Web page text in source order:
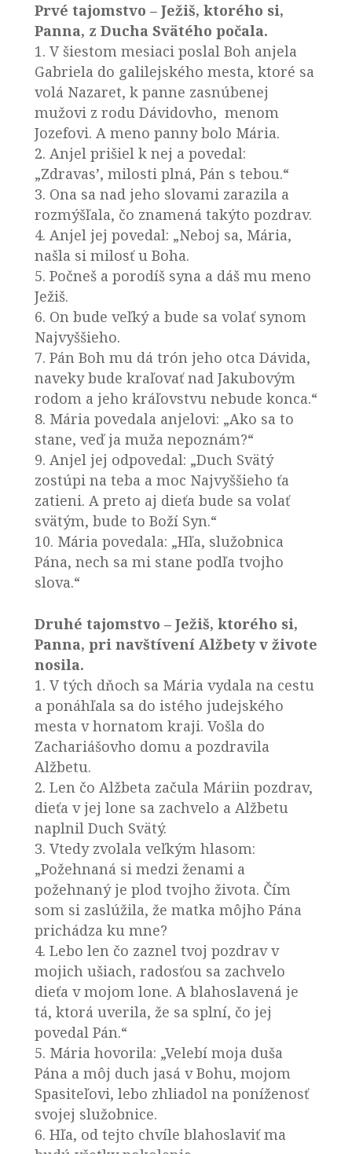
Prvé tajomstvo – Ježiš, ktorého si,
Panna, z Ducha Svätého počala.
1. V šiestom mesiaci poslal Boh anjela
Gabriela do galilejského mesta, ktoré sa
volá Nazaret, k panne zasnúbenej
mužovi z rodu Dávidovho, menom
Jozefovi. A meno panny bolo Mária.
2. Anjel prišiel k nej a povedal:
„Zdravas’, milosti plná, Pán s tebou.“
3. Ona sa nad jeho slovami zarazila a
rozmýšľala, čo znamená takýto pozdrav.
4. Anjel jej povedal: „Neboj sa, Mária,
našla si milosť u Boha.
5. Počneš a porodíš syna a dáš mu meno
Ježiš.
6. On bude veľký a bude sa volať synom
Najvyššieho.
7. Pán Boh mu dá trón jeho otca Dávida,
naveky bude kraľovať nad Jakubovým
rodom a jeho kráľovstvu nebude konca.“
8. Mária povedala anjelovi: „Ako sa to
stane, veď ja muža nepoznám?“
9. Anjel jej odpovedal: „Duch Svätý
zostúpi na teba a moc Najvyššieho ťa
zatieni. A preto aj dieťa bude sa volať
svätým, bude to Boží Syn.“
10. Mária povedala: „Hľa, služobnica
Pána, nech sa mi stane podľa tvojho
slova.“
Druhé tajomstvo – Ježiš, ktorého si,
Panna, pri navštívení Alžbety v živote
nosila.
1. V tých dňoch sa Mária vydala na cestu
a ponáhľala sa do istého judejského
mesta v hornatom kraji. Vošla do
Zachariášovho domu a pozdravila
Alžbetu.
2. Len čo Alžbeta začula Máriin pozdrav,
dieťa v jej lone sa zachvelo a Alžbetu
naplnil Duch Svätý.
3. Vtedy zvolala veľkým hlasom:
„Požehnaná si medzi ženami a
požehnaný je plod tvojho života. Čím
som si zaslúžila, že matka môjho Pána
prichádza ku mne?
4. Lebo len čo zaznel tvoj pozdrav v
mojich ušiach, radosťou sa zachvelo
dieťa v mojom lone. A blahoslavená je
tá, ktorá uverila, že sa splní, čo jej
povedal Pán.“
5. Mária hovorila: „Velebí moja duša
Pána a môj duch jasá v Bohu, mojom
Spasiteľovi, lebo zhliadol na poníženosť
svojej služobnice.
6. Hľa, od tejto chvíle blahoslaviť ma